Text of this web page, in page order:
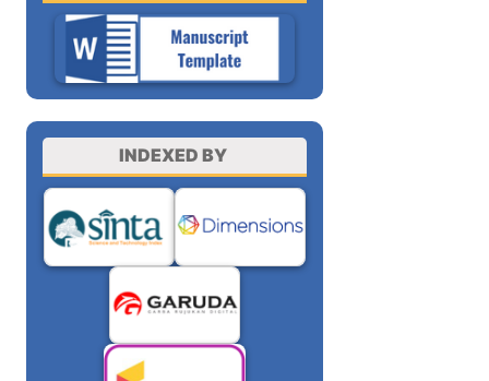
INDEXED BY